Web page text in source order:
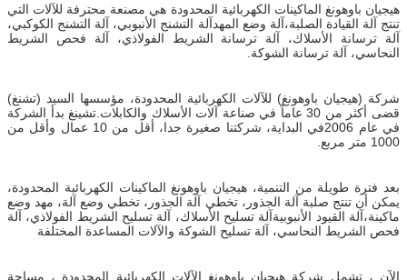
هيجيان باوهونغ الماكينات الكهربائية المحدودة هي مصنعة محترفة للآلات التي
تنتج آلة القيادة الصلبة،آلة وضع المهدآلة التشنج الأنبوبي، آلة التشنج الكوكبي،
آلة ترسانة الأسلاك، آلة ترسانة الشريط الفولاذي، آلة فحص الشريط
النحاسي، آلة ترسانة الشوكة.
شركة (هيجيان باوهونغ) للآلات الكهربائية المحدودة، مؤسسها السيد (تشنغ)
قضى أكثر من 30 عاماً في صناعة آلات الأسلاك والكابلات.تشينغ بدأ الشركة
في عام 2006في البداية، شركتنا صغيرة جدا، أقل من 10 عمال وأقل من
1000 متر مربع.
بعد فترة طويلة من التنمية، هيجيان باوهونغ الماكينات الكهربائية المحدودة،
يمكن أن تنتج صلبة آلة الجذور، تخطي آلة الجذور، تخطي وضع آلة، مهد وضع
ماكينة،آلة القيود الأنبوبيةآلة تسليح الأسلاك، آلة تسليح الشريط الفولاذي، آلة
فحص الشريط النحاسي، آلة تسليح الشوكة والآلات المساعدة المختلفة
الآن ، تشمل شركة هيجيان باوهونغ الآلات الكهربائية المحدودة ، مساحة